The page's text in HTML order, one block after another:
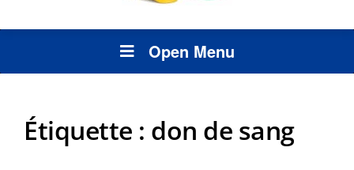
Open Menu
Étiquette : don de sang